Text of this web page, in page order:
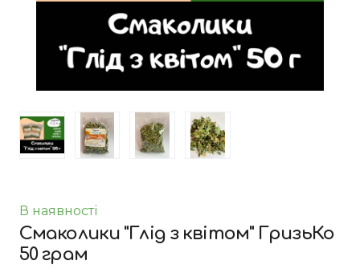
В наявності
Смаколики "Глід з квітом" ГризьКо
50 грам